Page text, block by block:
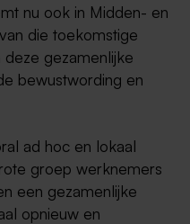
nu ook in Midden- en
die toekomstige
gezamenlijke
bewustwording en
ad hoc en lokaal
groep werknemers
een gezamenlijke
opnieuw en